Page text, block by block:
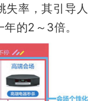
失率，其引导人
的2～3倍。